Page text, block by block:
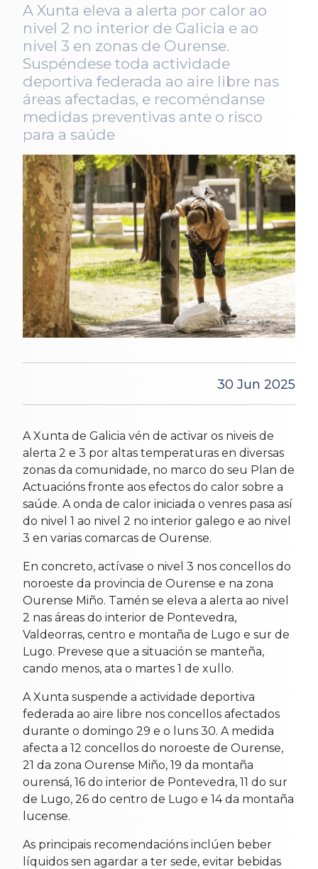
A Xunta eleva a alerta por calor ao
nivel 2 no interior de Galicia e ao
nivel 3 en zonas de Ourense.
Suspéndese toda actividade
deportiva federada ao aire libre nas
áreas afectadas, e recoméndanse
medidas preventivas ante o risco
para a saúde
30 Jun 2025
A Xunta de Galicia vén de activar os niveis de
alerta 2 e 3 por altas temperaturas en diversas
zonas da comunidade, no marco do seu Plan de
Actuacións fronte aos efectos do calor sobre a
saúde. A onda de calor iniciada o venres pasa así
do nivel 1 ao nivel 2 no interior galego e ao nivel
3 en varias comarcas de Ourense.
En concreto, actívase o nivel 3 nos concellos do
noroeste da provincia de Ourense e na zona
Ourense Miño. Tamén se eleva a alerta ao nivel
2 nas áreas do interior de Pontevedra,
Valdeorras, centro e montaña de Lugo e sur de
Lugo. Prevese que a situación se manteña,
cando menos, ata o martes 1 de xullo.
A Xunta suspende a actividade deportiva
federada ao aire libre nos concellos afectados
durante o domingo 29 e o luns 30. A medida
afecta a 12 concellos do noroeste de Ourense,
21 da zona Ourense Miño, 19 da montaña
ourensá, 16 do interior de Pontevedra, 11 do sur
de Lugo, 26 do centro de Lugo e 14 da montaña
lucense.
As principais recomendacións inclúen beber
líquidos sen agardar a ter sede, evitar bebidas